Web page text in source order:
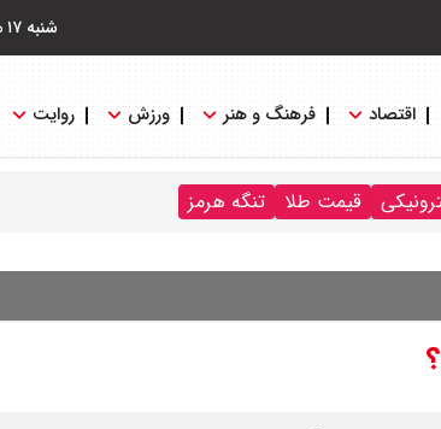
شنبه ۱۷ مرداد ۱۴۰۵
اقتصاد فرهنگ و هنر ورزش روایت
قیمت طلا تنگه هرمز